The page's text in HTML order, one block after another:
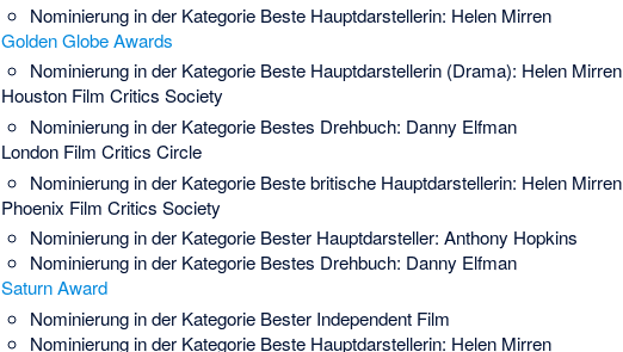
Nominierung in der Kategorie Beste Hauptdarstellerin: Helen Mirren
Golden Globe Awards
Nominierung in der Kategorie Beste Hauptdarstellerin (Drama): Helen Mirren
Houston Film Critics Society
Nominierung in der Kategorie Bestes Drehbuch: Danny Elfman
London Film Critics Circle
Nominierung in der Kategorie Beste britische Hauptdarstellerin: Helen Mirren
Phoenix Film Critics Society
Nominierung in der Kategorie Bester Hauptdarsteller: Anthony Hopkins
Nominierung in der Kategorie Bestes Drehbuch: Danny Elfman
Saturn Award
Nominierung in der Kategorie Bester Independent Film
Nominierung in der Kategorie Beste Hauptdarstellerin: Helen Mirren